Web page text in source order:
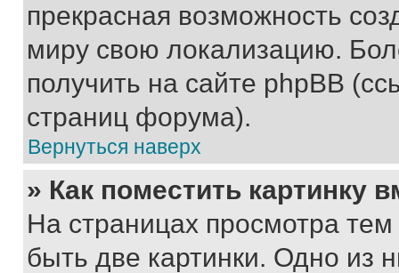
прекрасная возможность
миру свою локализацию.
получить на сайте phpBB
страниц форума).
Вернуться наверх
» Как поместить картинку
На страницах просмотра
быть две картинки. Одно из